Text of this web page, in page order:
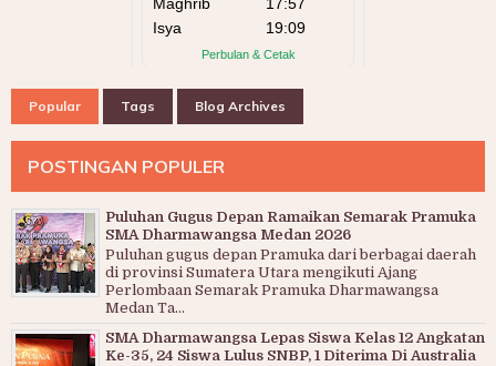
Popular Tags Blog Archives
POSTINGAN POPULER
Puluhan Gugus Depan Ramaikan Semarak Pramuka
SMA Dharmawangsa Medan 2026
Puluhan gugus depan Pramuka dari berbagai daerah
di provinsi Sumatera Utara mengikuti Ajang
Perlombaan Semarak Pramuka Dharmawangsa
Medan Ta...
SMA Dharmawangsa Lepas Siswa Kelas 12 Angkatan
Ke-35, 24 Siswa Lulus SNBP, 1 Diterima Di Australia